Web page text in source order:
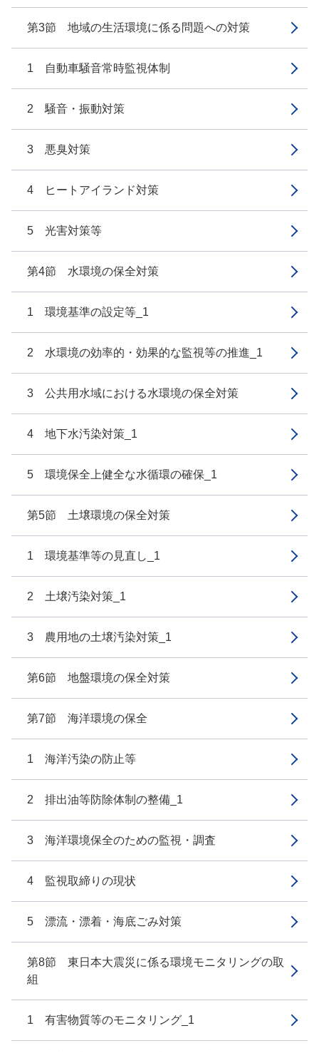
第3節 地域の生活環境に係る問題への対策
1 自動車騒音常時監視体制
2 騒音・振動対策
3 悪臭対策
4 ヒートアイランド対策
5 光害対策等
第4節 水環境の保全対策
1 環境基準の設定等_1
2 水環境の効率的・効果的な監視等の推進_1
3 公共用水域における水環境の保全対策
4 地下水汚染対策_1
5 環境保全上健全な水循環の確保_1
第5節 土壌環境の保全対策
1 環境基準等の見直し_1
2 土壌汚染対策_1
3 農用地の土壌汚染対策_1
第6節 地盤環境の保全対策
第7節 海洋環境の保全
1 海洋汚染の防止等
2 排出油等防除体制の整備_1
3 海洋環境保全のための監視・調査
4 監視取締りの現状
5 漂流・漂着・海底ごみ対策
第8節 東日本大震災に係る環境モニタリングの取
組
1 有害物質等のモニタリング_1